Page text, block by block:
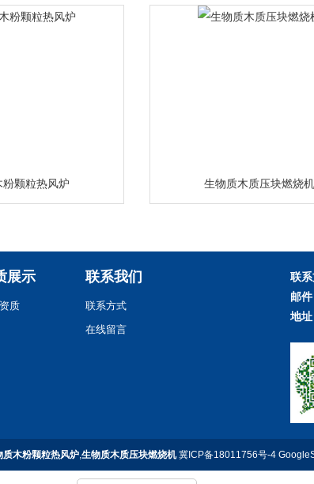
粉颗粒热风炉 生物质木质压块燃烧机
展示
质
联系我们
联系方式
在线留言
联
邮件
地址
质木粉颗粒热风炉,生物质木质压块燃烧机 冀ICP备18011756号-4